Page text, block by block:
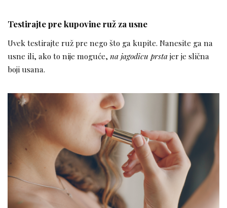
Testirajte pre kupovine ruž za usne
Uvek testirajte ruž pre nego što ga kupite. Nanesite ga na
usne ili, ako to nije moguće, na jagodicu prstajer je slična
boji usana.